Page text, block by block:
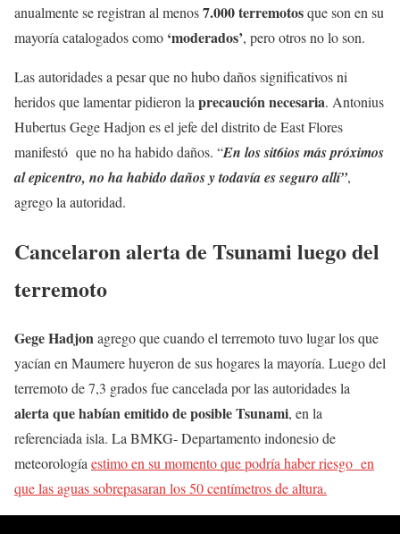
anualmente se registran al menos7.000 terremotosque son en su
mayoría catalogados como ‘moderados’, pero otros no lo son.
Las autoridades a pesar que no hubo daños significativos ni
heridos que lamentar pidieron la precaución necesaria. Antonius
Hubertus Gege Hadjon es el jefe del distrito de East Flores
manifestó que no ha habido daños. “En los sit6ios más próximos
al epicentro, no ha habido daños y todavía es seguro allí”,
agrego la autoridad.
Cancelaron alerta de Tsunami luego del
terremoto
Gege Hadjon agrego que cuando el terremoto tuvo lugar los que
yacían en Maumere huyeron de sus hogares la mayoría. Luego del
terremoto de 7,3 grados fue cancelada por las autoridades la
alerta que habían emitido de posible Tsunami, en la
referenciada isla. La BMKG- Departamento indonesio de
meteorología estimo en su momento que podría haber riesgo en
que las aguas sobrepasaran los 50 centímetros de altura.